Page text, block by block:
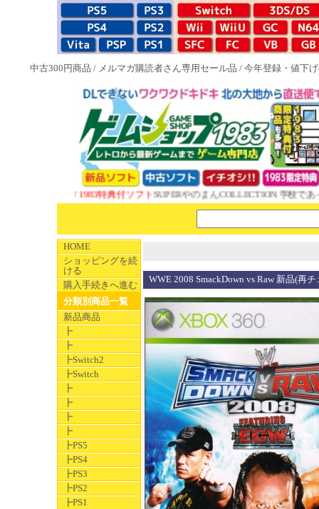
中古300円商品 / メルマガ購読者さん専用セール品 / 今年登録・値下
NEW 1983特典付ソフトSUPERやのまんCOLLECTION 学校であった
HOME
ショッピングを続
ける
購入手続きへ進む
分類別商品一覧
新品商品
┣
┣
┣Switch2
┣Switch
┣
┣
┣
┣
┣PS5
┣PS4
┣PS3
┣PS2
┣PS1
WWE 2008 SmackDown vs Raw 新品(再